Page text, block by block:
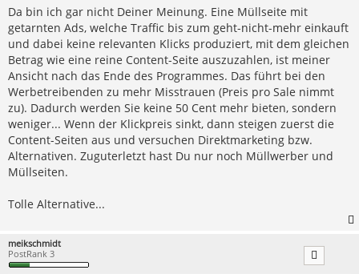
r
a
g
Da bin ich gar nicht Deiner Meinung. Eine Müllseite mit
getarnten Ads, welche Traffic bis zum geht-nicht-mehr einkauft
und dabei keine relevanten Klicks produziert, mit dem gleichen
Betrag wie eine reine Content-Seite auszuzahlen, ist meiner
Ansicht nach das Ende des Programmes. Das führt bei den
Werbetreibenden zu mehr Misstrauen (Preis pro Sale nimmt
zu). Dadurch werden Sie keine 50 Cent mehr bieten, sondern
weniger... Wenn der Klickpreis sinkt, dann steigen zuerst die
Content-Seiten aus und versuchen Direktmarketing bzw.
Alternativen. Zuguterletzt hast Du nur noch Müllwerber und
Müllseiten.
Tolle Alternative...
meikschmidt
PostRank 3